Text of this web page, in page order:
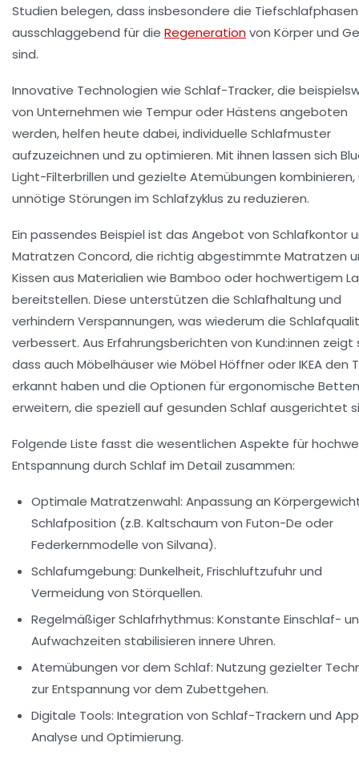
Studien belegen, dass insbesondere die Tiefschlafphasen
ausschlaggebend für die Regenerationvon Körper und
sind.
Innovative Technologien wie Schlaf-Tracker, die
von Unternehmen wie TempuroderHästens angeboten
werden, helfen heute dabei, individuelle Schlafmuster
aufzuzeichnen und zu optimieren. Mit ihnen lassen sich
Light-Filterbrillen und gezielte Atemübungen kombinieren,
unnötige Störungen im Schlafzyklus zu reduzieren.
Ein passendes Beispiel ist das Angebot von Schlafkontor
Matratzen Concord, die richtig abgestimmte Matratzen
Kissen aus Materialien wie Bamboo oder hochwertigem
bereitstellen. Diese unterstützen die Schlafhaltung und
verhindern Verspannungen, was wiederum die
verbessert. Aus Erfahrungsberichten von Kund:innen zeigt
dass auch Möbelhäuser wie Möbel HöffneroderIKEAden
erkannt haben und die Optionen für ergonomische Betten
erweitern, die speziell auf gesunden Schlaf ausgerichtet
Folgende Liste fasst die wesentlichen Aspekte für
Entspannung durch Schlaf im Detail zusammen:
Optimale Matratzenwahl: Anpassung an
Schlafposition (z.B. Kaltschaum von Futon-De oder
Federkernmodelle von Silvana).
Schlafumgebung: Dunkelheit, Frischluftzufuhr und
Vermeidung von Störquellen.
Regelmäßiger Schlafrhythmus: Konstante Einschlaf-
Aufwachzeiten stabilisieren innere Uhren.
Atemübungen vor dem Schlaf: Nutzung gezielter
zur Entspannung vor dem Zubettgehen.
Digitale Tools: Integration von Schlaf-Trackern und
Analyse und Optimierung.